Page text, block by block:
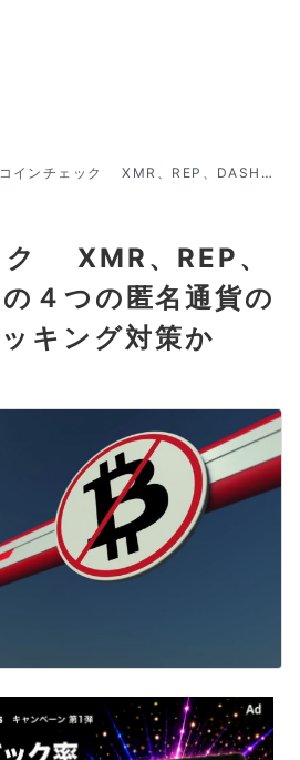
コインチェック XMR、REP、DASH、
ク XMR、REP、
４つの匿名通貨の
キング対策か